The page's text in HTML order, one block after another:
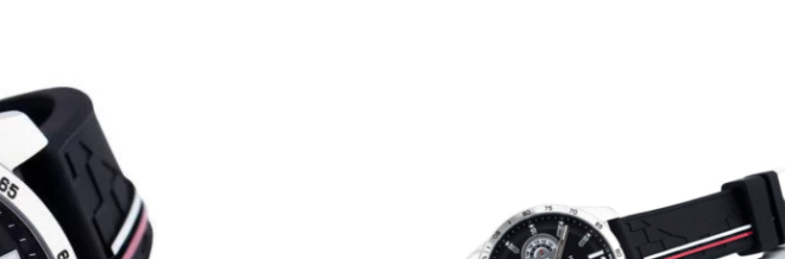
רצועת השעון היא רצועת עשויה מסיליקון בצבע כחול עם שתי פסים בצבעים לבן ואדום
גוף השעון עשוי פלדת אל חלד בצבע כסף לוח השעון כחול עם אינדקסים ומחוגים בצבע
כסף, מנגנון קוורץ איכותי ומדויק וזכוכית קריסטל חזקה ועמידה נגד שריטות